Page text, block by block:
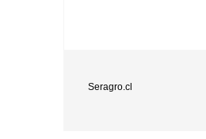
Seragro.cl